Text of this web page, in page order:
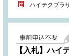
ハイテクプラ
【入札】ハイ